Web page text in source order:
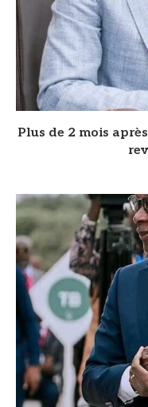
Plus de 2 mois